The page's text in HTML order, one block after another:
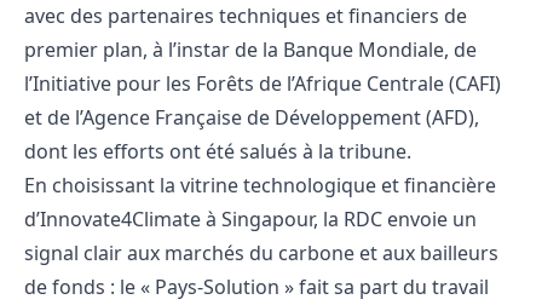
avec des partenaires techniques et financiers de
premier plan, à l’instar de la Banque Mondiale, de
l’Initiative pour les Forêts de l’Afrique Centrale (CAFI)
et de l’Agence Française de Développement (AFD),
dont les efforts ont été salués à la tribune.
En choisissant la vitrine technologique et financière
d’Innovate4Climate à Singapour, la RDC envoie un
signal clair aux marchés du carbone et aux bailleurs
de fonds : le « Pays-Solution » fait sa part du travail